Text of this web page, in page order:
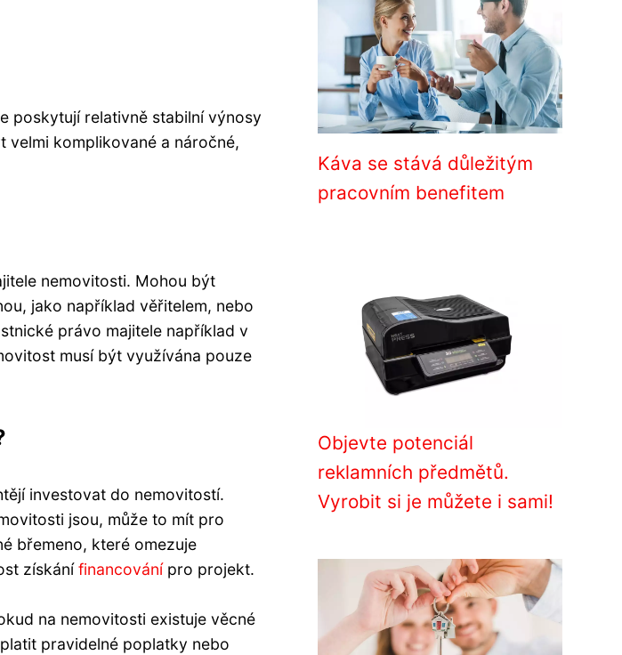
poskytují relativně stabilní výnosy
velmi komplikované a náročné,
nemovitosti. Mohou být
jako například věřitelem, nebo
právo majitele například v
musí být využívána pouze
investovat do nemovitostí.
jsou, může to mít pro
břemeno, které omezuje
získánífinancovánípro projekt.
na nemovitosti existuje věcné
pravidelné poplatky nebo
Káva se stává důležitým
pracovním benefitem
Objevte potenciál
reklamních předmětů.
Vyrobit si je můžete i sami!